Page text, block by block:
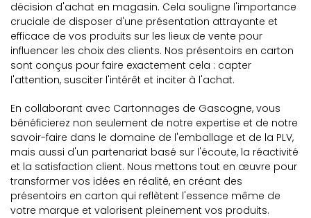
décision d'achat en magasin. Cela souligne l'importance
cruciale de disposer d'une présentation attrayante et
efficace de vos produits sur les lieux de vente pour
influencer les choix des clients. Nos présentoirs en carton
sont conçus pour faire exactement cela : capter
l'attention, susciter l'intérêt et inciter à l'achat.
En collaborant avec Cartonnages de Gascogne, vous
bénéficierez non seulement de notre expertise et de notre
savoir-faire dans le domaine de l'emballage et de la PLV,
mais aussi d'un partenariat basé sur l'écoute, la réactivité
et la satisfaction client. Nous mettons tout en œuvre pour
transformer vos idées en réalité, en créant des
présentoirs en carton qui reflètent l'essence même de
votre marque et valorisent pleinement vos produits.